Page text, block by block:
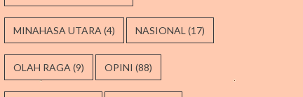
MINAHASA UTARA (4) NASIONAL (17)
OLAH RAGA (9) OPINI (88)